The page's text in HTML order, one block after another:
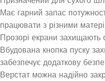
Має гарний запас
працювати з різними
Прозорі екрани захищають
Вбудована кнопка пуску
забезпечує додаткову
Верстат можна надійно